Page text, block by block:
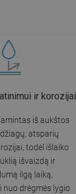
ir korozijai
iš aukštos
atsparių
todėl išlaiko
išvaizdą ir
ilgą laiką,
nuo drėgmės lygio